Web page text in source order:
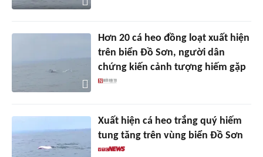
Hơn 20 cá heo đồng loạt xuất hiện
trên biển Đồ Sơn, người dân
chứng kiến cảnh tượng hiếm gặp
Xuất hiện cá heo trắng quý hiếm
tung tăng trên vùng biển Đồ Sơn